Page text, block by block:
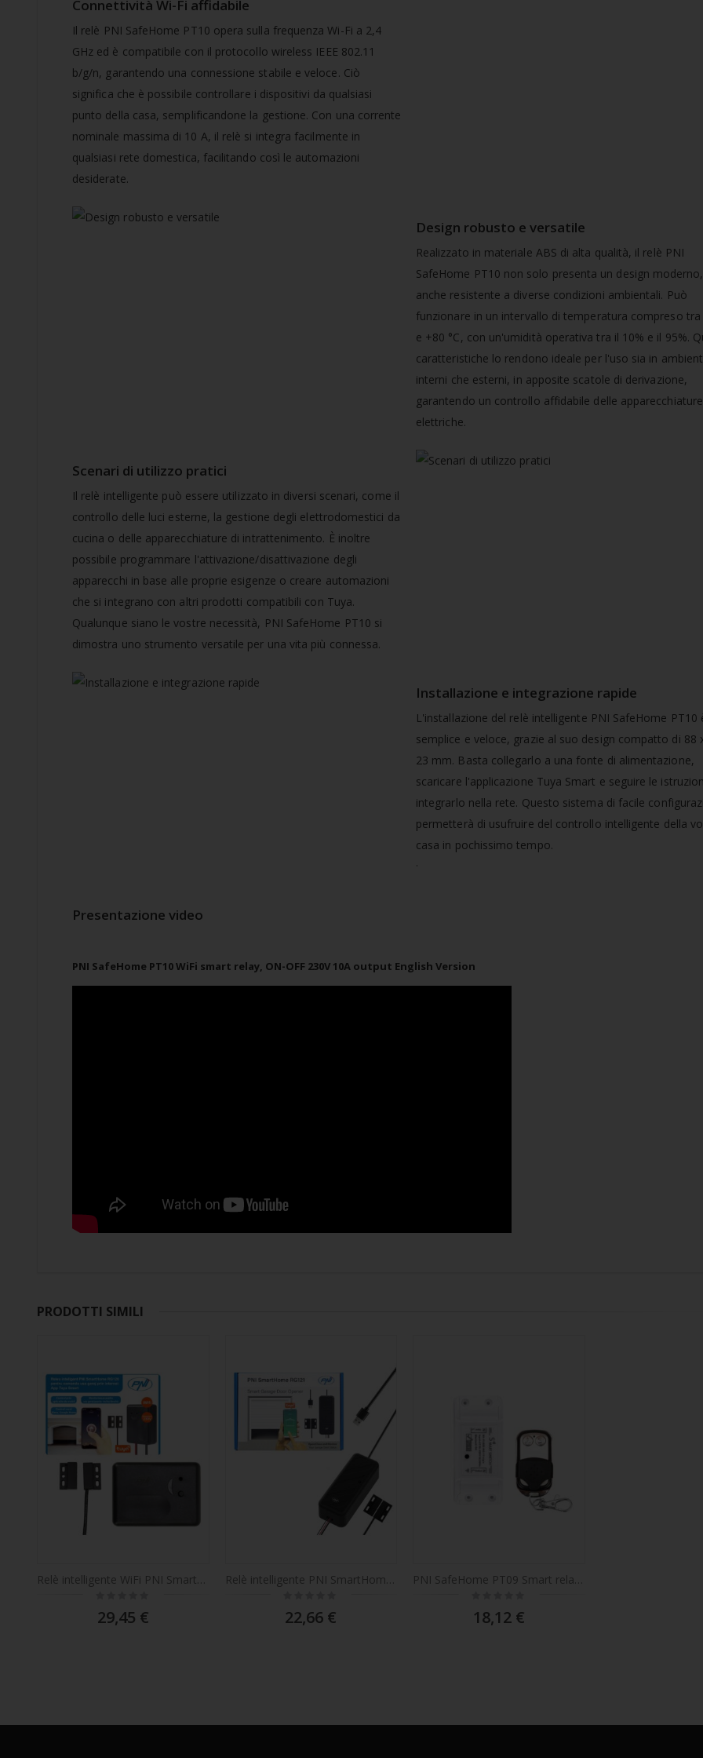
Connettività Wi-Fi affidabile
Il relè PNI SafeHome PT10 opera sulla frequenza Wi-Fi a 2,4
GHz ed è compatibile con il protocollo wireless IEEE 802.11
b/g/n, garantendo una connessione stabile e veloce. Ciò
significa che è possibile controllare i dispositivi da qualsiasi
punto della casa, semplificandone la gestione. Con una corrente
nominale massima di 10 A, il relè si integra facilmente in
qualsiasi rete domestica, facilitando così le automazioni
desiderate.
Design robusto e versatile
Realizzato in materiale ABS di alta qualità, il relè PNI
SafeHome PT10 non solo presenta un design
anche resistente a diverse condizioni ambientali. Può
funzionare in un intervallo di temperatura compreso tra
e +80 °C, con un'umidità operativa tra il 10% e il 95%.
caratteristiche lo rendono ideale per l'uso sia in
interni che esterni, in apposite scatole di derivazione,
garantendo un controllo affidabile delle apparecchiature
elettriche.
Scenari di utilizzo pratici
Il relè intelligente può essere utilizzato in diversi scenari, come il
controllo delle luci esterne, la gestione degli elettrodomestici da
cucina o delle apparecchiature di intrattenimento. È inoltre
possibile programmare l'attivazione/disattivazione degli
apparecchi in base alle proprie esigenze o creare automazioni
che si integrano con altri prodotti compatibili con Tuya.
Qualunque siano le vostre necessità, PNI SafeHome PT10 si
dimostra uno strumento versatile per una vita più connessa.
Installazione e integrazione rapide
L'installazione del relè intelligente PNI SafeHome PT10
semplice e veloce, grazie al suo design compatto di 88
23 mm. Basta collegarlo a una fonte di alimentazione,
scaricare l'applicazione Tuya Smart e seguire le
integrarlo nella rete. Questo sistema di facile
permetterà di usufruire del controllo intelligente della
casa in pochissimo tempo.
.
Presentazione video
PNI SafeHome PT10 WiFi smart relay, ON-OFF 230V 10A output English Version
PRODOTTI SIMILI
29,45 € 22,66 € 18,12 €